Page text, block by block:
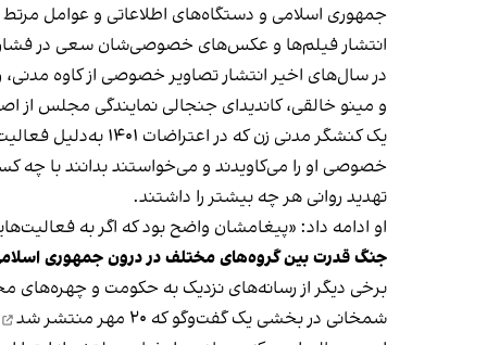
جمهوری اسلامی و دستگاه‌های اطلاعاتی و عوامل مرتط
انتشار فیلم‌ها و عکس‌های خصوصی‌شان سعی در فشار
در سال‌های اخیر انتشار تصاویر خصوصی از کاوه
و مینو خالقی، کاندیدای جنجالی نمایندگی مجلس از
یک کنشگر مدنی زن
خصوصی‌ او را می‌کاویدند و می‌خواستند بدانند با چه
تهدید روانی هر چه بیشتر را داشتند.
او ادامه داد: «پیغامشان واضح بود که اگر به
جنگ قدرت بین گروه‌های مختلف در درون جمهوری
برخی دیگر از رسانه‌های نزدیک به حکومت و چهره‌های
شمخانی در بخشی یک گفت‌وگو که ۲۰ مهر منتشر شد